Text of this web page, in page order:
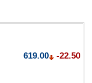
619.00
-22.50